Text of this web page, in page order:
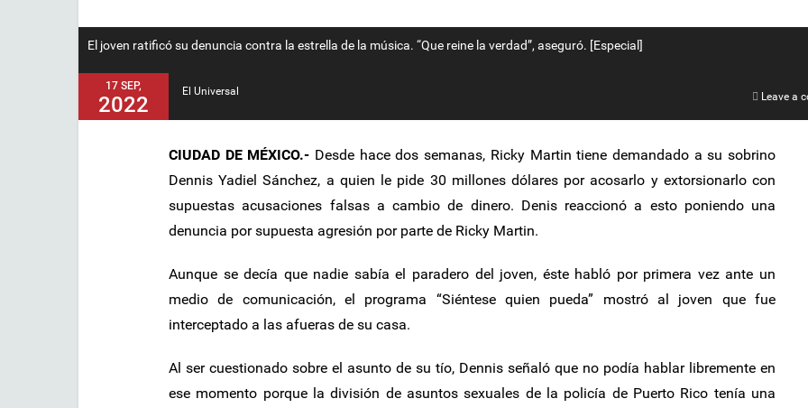
El joven ratificó su denuncia contra la estrella de la música. “Que reine la verdad”, aseguró. [Especial]
17 SEP,
2022
El Universal Leave a
CIUDAD DE MÉXICO.- Desde hace dos semanas, Ricky Martin tiene demandado a su sobrino
Dennis Yadiel Sánchez, a quien le pide 30 millones dólares por acosarlo y extorsionarlo con
supuestas acusaciones falsas a cambio de dinero. Denis reaccionó a esto poniendo una
denuncia por supuesta agresión por parte de Ricky Martin.
Aunque se decía que nadie sabía el paradero del joven, éste habló por primera vez ante un
medio de comunicación, el programa “Siéntese quien pueda” mostró al joven que fue
interceptado a las afueras de su casa.
Al ser cuestionado sobre el asunto de su tío, Dennis señaló que no podía hablar libremente en
ese momento porque la división de asuntos sexuales de la policía de Puerto Rico tenía una